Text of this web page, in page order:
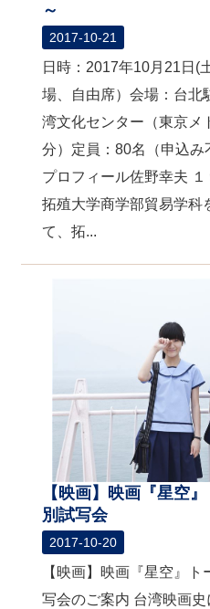
～
2017-10-21
日時：2017年10月21日(
場、自由席）会場：台
湾文化センター（東京メ
分）定員：80名（申込
プロフィール佐野幸夫 １
拓殖大学商学部貿易学科
て、拓...
【映画】映画『星空
別試写会
2017-10-20
【映画】映画『星空』
写会のご案内 台湾映画史